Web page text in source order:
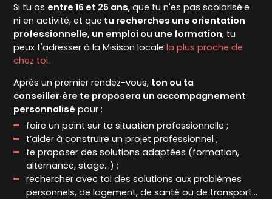
Si tu as entre 16 et 25 ans, que tu n'es pas scolarisé·e
ni en activité, et que tu recherches une orientation
professionnelle, un emploi ou une formation, tu
peux t'adresser à la Misison localela plus proche de
chez toi.
Après un premier rendez-vous, ton ou ta
conseiller·ère te proposera un accompagnement
personnalisé pour :
faire un point sur ta situation professionnelle ;
t’aider à construire un projet professionnel ;
te proposer des solutions adaptées (formation,
alternance, stage…) ;
rechercher avec toi des solutions aux problèmes
personnels, de logement, de santé ou de transport…